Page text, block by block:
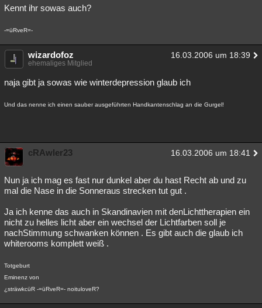
Kennt ihr sowas auch?
-=üRveR=-
wizardofoz 16.03.2006 um 18:39
ehemaliges Mitglied
naja gibt ja sowas wie winterdepression glaub ich
Und das nenne ich einen sauber ausgeführten Handkantenschlag an die Gurgel!
cRAwler23 16.03.2006 um 18:41
Nun ja ich mag es fast nur dunkel aber du hast Recht ab und zu
mal die Nase in die Sonneraus strecken tut gut .
Ja ich kenne das auch in Skandinavien mit denLichttherapien ein
nicht zu helles licht aber ein wechsel der Lichtfarben soll je
nachStimmung schwanken können . Es gibt auch die glaub ich
whiterooms komplett weiß .
Totgeburt
Eminenz von
¿sträwkcüR -=üRveR=- noituloveR?